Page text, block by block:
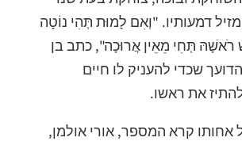
דמעותיו. "וְאִם לָמוּת תְּהִי נוֹטָה
רֹאשָׁהּ תְּחִי מֵאֵין אֲרוּכָה", כתב בן
שכדי להעניק לו חיים
את ראשו.
קרא המספר, אורי אולמן,